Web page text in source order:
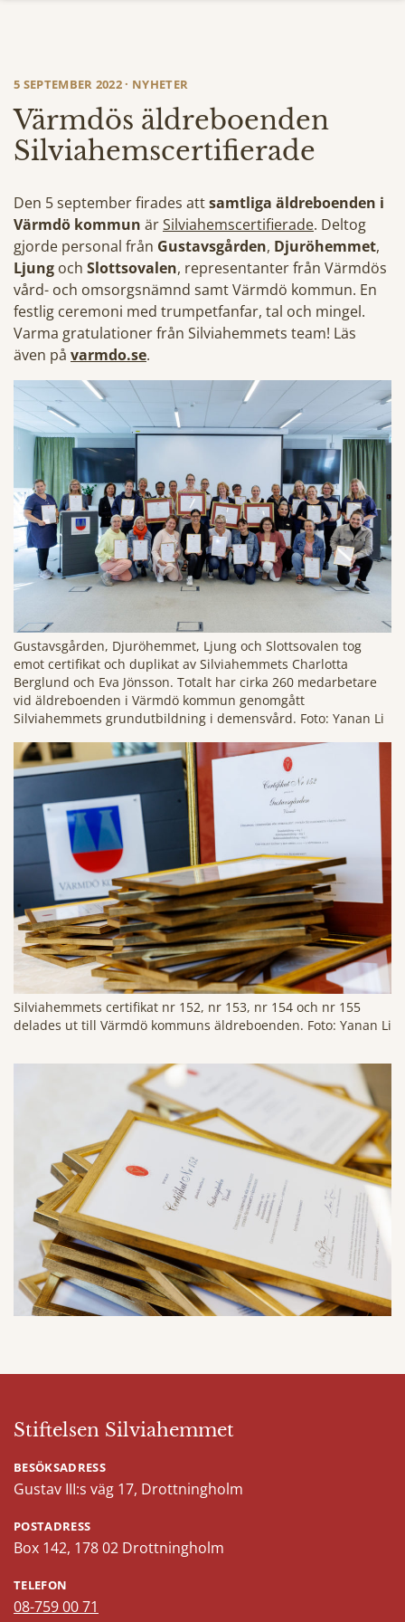
5 SEPTEMBER 2022 · NYHETER
Värmdös äldreboenden
Silviahemscertifierade
Den 5 september firades attsamtliga äldreboenden i
Värmdö kommun ärSilviahemscertifierade. Deltog
gjorde personal från Gustavsgården, Djuröhemmet,
Ljung och Slottsovalen, representanter från Värmdös
vård- och omsorgsnämnd samt Värmdö kommun. En
festlig ceremoni med trumpetfanfar, tal och mingel.
Varma gratulationer från Silviahemmets team! Läs
även på varmdo.se.
Gustavsgården, Djuröhemmet, Ljung och Slottsovalen tog
emot certifikat och duplikat av Silviahemmets Charlotta
Berglund och Eva Jönsson. Totalt har cirka 260 medarbetare
vid äldreboenden i Värmdö kommun genomgått
Silviahemmets grundutbildning i demensvård. Foto: Yanan Li
Silviahemmets certifikat nr 152, nr 153, nr 154 och nr 155
delades ut till Värmdö kommuns äldreboenden. Foto: Yanan Li
Stiftelsen Silviahemmet
BESÖKSADRESS
Gustav III:s väg 17, Drottningholm
POSTADRESS
Box 142, 178 02 Drottningholm
TELEFON
08-759 00 71